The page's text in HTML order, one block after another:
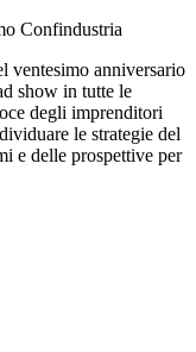
Confindustria
ventesimo anniversario
show in tutte le
degli imprenditori
le strategie del
e delle prospettive per